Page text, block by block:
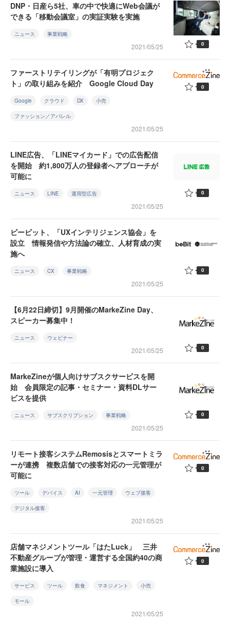
DNP・日産ら5社、車の中で快適にWeb会議が
できる「移動会議室」の実証実験を実施
ニュース 事業戦略
2021/05/25 0
ファーストリテイリングが「有明プロジェク
ト」の取り組みを紹介 Google Cloud Day
Google クラウド DX 小売
ファッション／アパレル
2021/05/25
0
LINE広告、「LINEマイカード」での広告配信
を開始 約1,800万人の登録者へアプローチが
可能に
ニュース LINE 運用型広告
2021/05/25
0
ビービット、「UXインテリジェンス協会」を
設立 情報発信や方法論の確立、人材育成の実
施へ
ニュース CX 事業戦略
2021/05/25
0
【6月22日締切】9月開催のMarkeZine Day、
スピーカー募集中！
ニュース ウェビナー
2021/05/25 0
MarkeZineが個人向けサブスクサービスを開
始 会員限定の記事・セミナー・資料DLサー
ビスを提供
ニュース サブスクリプション 事業戦略
2021/05/25
0
リモート接客システムRemosisとスマートミラ
ーが連携 複数店舗での接客対応の一元管理が
可能に
ツール デバイス AI 一元管理 ウェブ接客
デジタル接客
2021/05/25
0
店舗マネジメントツール「はたLuck」 三井
不動産グループが管理・運営する全国約40の商
業施設に導入
サービス ツール 飲食 マネジメント 小売
モール
2021/05/25
0